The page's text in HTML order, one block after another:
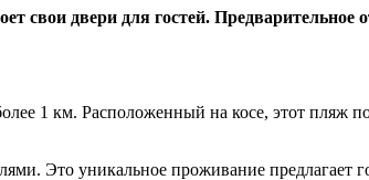
свои двери для гостей. Предварительное
1 км. Расположенный на косе, этот пляж
Это уникальное проживание предлагает